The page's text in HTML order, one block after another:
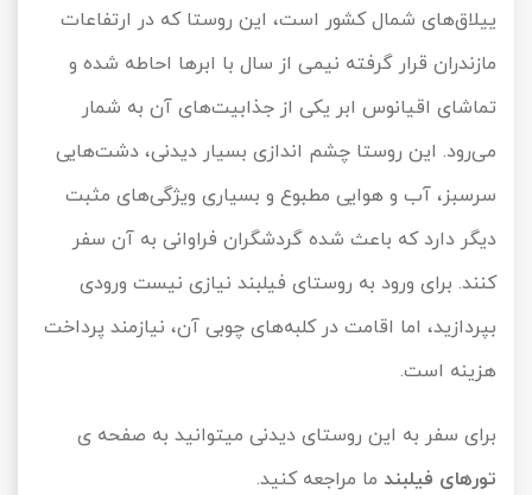
ییلاق‌های شمال کشور است، این روستا که در ارتفاعات
مازندران قرار گرفته نیمی از سال با ابرها احاطه شده و
تماشای اقیانوس ابر یکی از جذابیت‌های آن به شمار
می‌رود. این روستا چشم اندازی بسیار دیدنی، دشت‌هایی
سرسبز، آب و هوایی مطبوع و بسیاری ویژگی‌های مثبت
دیگر دارد که باعث شده گردشگران فراوانی به آن سفر
کنند. برای ورود به روستای فیلبند نیازی نیست ورودی
بپردازید، اما اقامت در کلبه‌های چوبی آن، نیازمند پرداخت
هزینه است.
برای سفر به این روستای دیدنی میتوانید به صفحه ی
تورهای فیلبند ما مراجعه کنید.